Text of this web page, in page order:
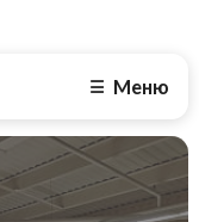
☰ Меню